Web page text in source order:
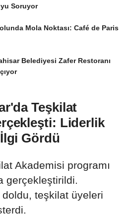
Soruyor
Mola Noktası: Café de Paris
Belediyesi Zafer Restoranı
Teşkilat
Liderlik
Gördü
Akademisi programı
gerçekleştirildi.
teşkilat üyeleri